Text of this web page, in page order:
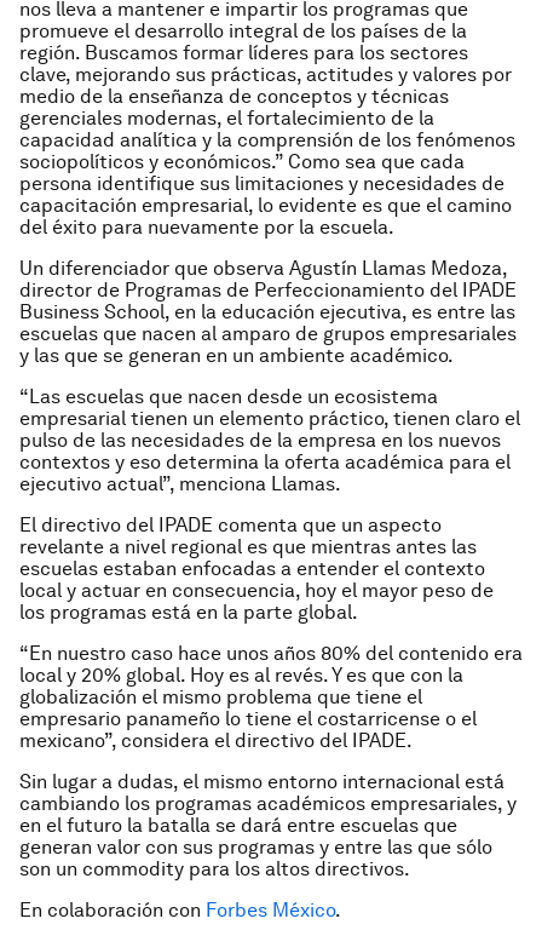
nos lleva a mantener e impartir los programas que
promueve el desarrollo integral de los países de la
región. Buscamos formar líderes para los sectores
clave, mejorando sus prácticas, actitudes y valores por
medio de la enseñanza de conceptos y técnicas
gerenciales modernas, el fortalecimiento de la
capacidad analítica y la comprensión de los fenómenos
sociopolíticos y económicos.” Como sea que cada
persona identifique sus limitaciones y necesidades de
capacitación empresarial, lo evidente es que el camino
del éxito para nuevamente por la escuela.
Un diferenciador que observa Agustín Llamas Medoza,
director de Programas de Perfeccionamiento del IPADE
Business School, en la educación ejecutiva, es entre las
escuelas que nacen al amparo de grupos empresariales
y las que se generan en un ambiente académico.
“Las escuelas que nacen desde un ecosistema
empresarial tienen un elemento práctico, tienen claro el
pulso de las necesidades de la empresa en los nuevos
contextos y eso determina la oferta académica para el
ejecutivo actual”, menciona Llamas.
El directivo del IPADE comenta que un aspecto
revelante a nivel regional es que mientras antes las
escuelas estaban enfocadas a entender el contexto
local y actuar en consecuencia, hoy el mayor peso de
los programas está en la parte global.
“En nuestro caso hace unos años 80% del contenido era
local y 20% global. Hoy es al revés. Y es que con la
globalización el mismo problema que tiene el
empresario panameño lo tiene el costarricense o el
mexicano”, considera el directivo del IPADE.
Sin lugar a dudas, el mismo entorno internacional está
cambiando los programas académicos empresariales, y
en el futuro la batalla se dará entre escuelas que
generan valor con sus programas y entre las que sólo
son un commodity para los altos directivos.
En colaboración con Forbes México.